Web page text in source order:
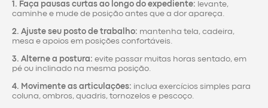
1. Faça pausas curtas ao longo do expediente: levante,
caminhe e mude de posição antes que a dor apareça.
2. Ajuste seu posto de trabalho: mantenha tela, cadeira,
mesa e apoios em posições confortáveis.
3. Alterne a postura: evite passar muitas horas sentado, em
pé ou inclinado na mesma posição.
4. Movimente as articulações: inclua exercícios simples para
coluna, ombros, quadris, tornozelos e pescoço.